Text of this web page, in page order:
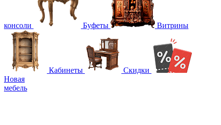
консоли Буфеты Витрины
Кабинеты
Скидки
Новая
мебель